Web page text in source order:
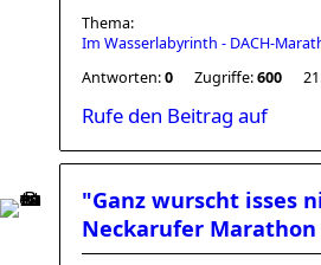
Thema:
Im Wasserlabyrinth - DACH-
Antworten:0 Zugriffe:600
Rufe den Beitrag auf
"Ganz wurscht isses
Neckarufer Marathon